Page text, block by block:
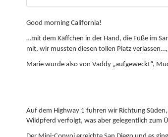
Good morning California!
…mit dem Käffchen in der Hand, die Füße im
mit, wir mussten diesen tollen Platz
Marie wurde also von Vaddy „aufgeweckt“,
Auf dem Highway 1 fuhren wir Richtung
Wildpferd verfolgt, was aber gelegentlich zum